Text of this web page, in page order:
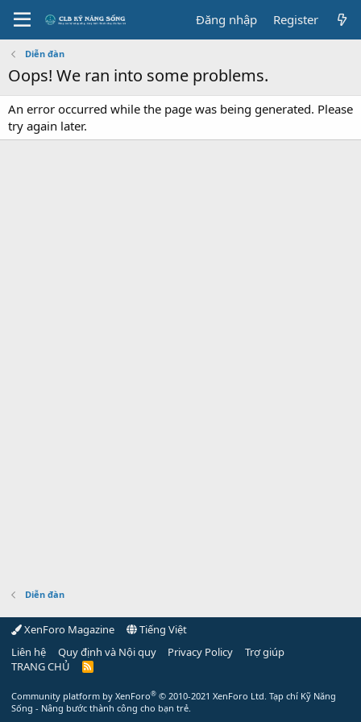
Đăng nhập Register
Diễn đàn
Oops! We ran into some problems.
An error occurred while the page was being generated. Please
try again later.
Diễn đàn
XenForo Magazine
Tiếng Việt
Liên hệ
Quy định và Nội quy Privacy Policy
Trợ giúp
TRANG CHỦ
R
Community platform by XenForo® © 2010-2021 XenForo Ltd. Tạp chí Kỹ Năng
Sống - Nâng bước thành công cho bạn trẻ.